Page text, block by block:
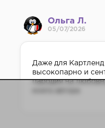
Ольга Л.
05/07/2026
Даже для
высокопарно и
пародия на